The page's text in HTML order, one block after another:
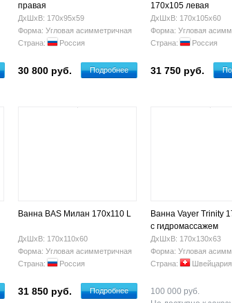
правая
ДхШхВ: 170х95х59
Форма: Угловая асимметричная
Страна:
Россия
30 800 руб. Подробнее
170x105 левая
ДхШхВ: 170х105х60
Форма: Угловая
Страна:
Россия
31 750 руб.
Ванна BAS Милан 170x110 L
ДхШхВ: 170х110х60
Форма: Угловая асимметричная
Страна:
Россия
31 850 руб. Подробнее
Ванна Vayer Trinity
с гидромассажем
ДхШхВ: 170х130х63
Форма: Угловая
Страна:
Швейцария
100 000 руб.